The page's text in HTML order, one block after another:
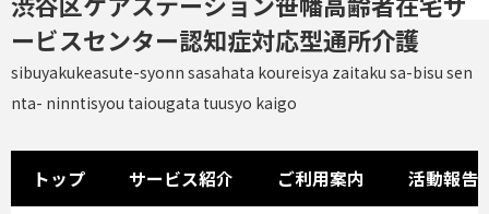
ービスセンター認知症対応型通所介護
sibuyakukeasute-syonn sasahata koureisya zaitaku sa-bisu sen
nta- ninntisyou taiougata tuusyo kaigo
トップ サービス紹介 ご利用案内 活動報告